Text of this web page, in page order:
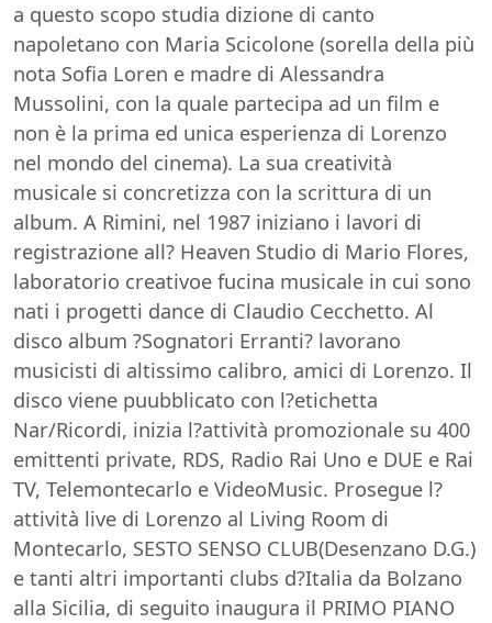
a questo scopo studia dizione di canto
napoletano con Maria Scicolone (sorella della più
nota Sofia Loren e madre di Alessandra
Mussolini, con la quale partecipa ad un film e
non è la prima ed unica esperienza di Lorenzo
nel mondo del cinema). La sua creatività
musicale si concretizza con la scrittura di un
album. A Rimini, nel 1987 iniziano i lavori di
registrazione all? Heaven Studio di Mario Flores,
laboratorio creativoe fucina musicale in cui sono
nati i progetti dance di Claudio Cecchetto. Al
disco album ?Sognatori Erranti? lavorano
musicisti di altissimo calibro, amici di Lorenzo. Il
disco viene puubblicato con l?etichetta
Nar/Ricordi, inizia l?attività promozionale su 400
emittenti private, RDS, Radio Rai Uno e DUE e Rai
TV, Telemontecarlo e VideoMusic. Prosegue l?
attività live di Lorenzo al Living Room di
Montecarlo, SESTO SENSO CLUB(Desenzano D.G.)
e tanti altri importanti clubs d?Italia da Bolzano
alla Sicilia, di seguito inaugura il PRIMO PIANO